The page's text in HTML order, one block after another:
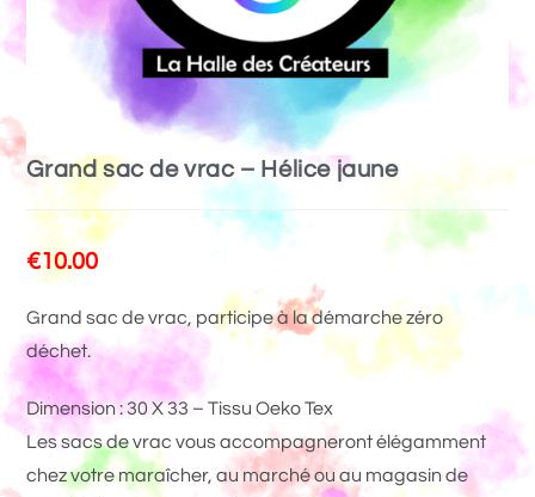
Grand sac de vrac – Hélice jaune
€10.00
Grand sac de vrac, participe à la démarche zéro
déchet.
Dimension : 30 X 33 – Tissu Oeko Tex
Les sacs de vrac vous accompagneront élégamment
chez votre maraîcher, au marché ou au magasin de